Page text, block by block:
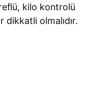
kilo kontrolü
olmalıdır.